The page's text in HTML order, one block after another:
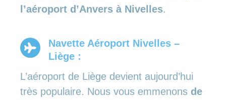
l’aéroport d’Anvers à Nivelles.
Navette Aéroport Nivelles –
Liège :
L’aéroport de Liège devient aujourd’hui
très populaire. Nous vous emmenons de